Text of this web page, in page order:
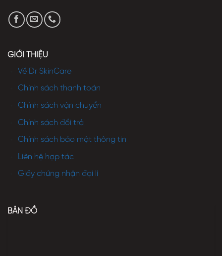
GIỚI THIỆU
Về Dr SkinCare
Chính sách thanh toán
Chính sách vận chuyển
Chính sách đổi trả
Chính sách bảo mật thông tin
Liên hệ hợp tác
Giấy chứng nhận đại lí
BẢN ĐỒ